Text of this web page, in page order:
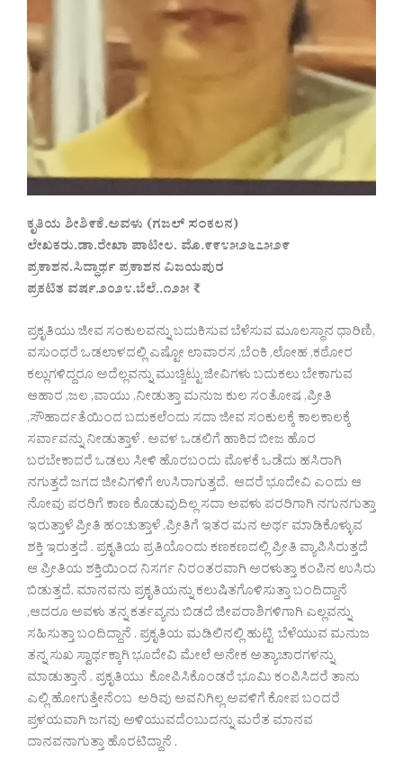
ಕೃತಿಯ ಶೀಶಿ೯ಕೆ.ಅವಳು (ಗಜಲ್ ಸಂಕಲನ)
ಲೇಖಕರು.ಡಾ.ರೇಖಾ ಪಾಟೀಲ. ಮೊ.೯೯೪೫೨೬೭೫೨೯
ಪ್ರಕಾಶನ.ಸಿದ್ಧಾರ್ಥ ಪ್ರಕಾಶನ ವಿಜಯಪುರ
ಪ್ರಕಟಿತ ವರ್ಷ.೨೦೨೪.ಬೆಲೆ..೧೨೫ ₹
ಪ್ರಕೃತಿಯು ಜೀವ ಸಂಕುಲವನ್ನು ಬದುಕಿಸುವ ಬೆಳೆಸುವ ಮೂಲಸ್ಥಾನ ಧಾರಿಣಿ,
ವಸುಂಧರೆ ಒಡಲಾಳದಲ್ಲಿ ಎಷ್ಟೋ ಲಾವಾರಸ ,ಬೆಂಕಿ ,ಲೋಹ ,ಕಠೋರ
ಕಲ್ಲುಗಳಿದ್ದರೂ ಅದೆಲ್ಲವನ್ನು ಮುಚ್ಚಿಟ್ಟು ಜೀವಿಗಳು ಬದುಕಲು ಬೇಕಾಗುವ
ಆಹಾರ ,ಜಲ ,ವಾಯು ,ನೀಡುತ್ತಾ ಮನುಜ ಕುಲ ಸಂತೋಷ ,ಪ್ರೀತಿ
,ಸೌಹಾರ್ದತೆಯಿಂದ ಬದುಕಲೆಂದು ಸದಾ ಜೀವ ಸಂಕುಲಕ್ಕೆ ಕಾಲಕಾಲಕ್ಕೆ
ಸರ್ವಾವನ್ನು ನೀಡುತ್ತಾಳೆ . ಅವಳ ಒಡಲಿಗೆ ಹಾಕಿದ ಬೀಜ ಹೊರ
ಬರಬೇಕಾದರೆ ಒಡಲು ಸೀಳಿ ಹೊರಬಂದು ಮೊಳಕೆ ಒಡೆದು ಹಸಿರಾಗಿ
ನಗುತ್ತದೆ ಜಗದ ಜೀವಿಗಳಿಗೆ ಉಸಿರಾಗುತ್ತದೆ. ಆದರೆ ಭೂದೇವಿ ಎಂದು ಆ
ನೋವು ಪರರಿಗೆ ಕಾಣ ಕೊಡುವುದಿಲ್ಲ ಸದಾ ಅವಳು ಪರರಿಗಾಗಿ ನಗುನಗುತ್ತಾ
ಇರುತ್ತಾಳೆ ಪ್ರೀತಿ ಹಂಚುತ್ತಾಳೆ ,ಪ್ರೀತಿಗೆ ಇತರ ಮನ ಅರ್ಥ ಮಾಡಿಕೊಳ್ಳುವ
ಶಕ್ತಿ ಇರುತ್ತದೆ . ಪ್ರಕೃತಿಯ ಪ್ರತಿಯೊಂದು ಕಣಕಣದಲ್ಲಿ ಪ್ರೀತಿ ವ್ಯಾಪಿಸಿರುತ್ತದೆ
ಆ ಪ್ರೀತಿಯ ಶಕ್ತಿಯಿಂದ ನಿಸರ್ಗ ನಿರಂತರವಾಗಿ ಅರಳುತ್ತಾ ಕಂಪಿನ ಉಸಿರು
ಬಿಡುತ್ತದೆ. ಮಾನವನು ಪ್ರಕೃತಿಯನ್ನು ಕಲುಷಿತಗೊಳಿಸುತ್ತಾ ಬಂದಿದ್ದಾನೆ
,ಆದರೂ ಅವಳು ತನ್ನ ಕರ್ತವ್ಯನು ಬಿಡದೆ ಜೀವರಾಶಿಗಳಿಗಾಗಿ ಎಲ್ಲವನ್ನು
ಸಹಿಸುತ್ತಾ ಬಂದಿದ್ದಾನೆ . ಪ್ರಕೃತಿಯ ಮಡಿಲಿನಲ್ಲಿ ಹುಟ್ಟಿ ಬೆಳೆಯುವ ಮನುಜ
ತನ್ನ ಸುಖ ಸ್ವಾರ್ಥಕ್ಕಾಗಿ ಭೂದೇವಿ ಮೇಲೆ ಅನೇಕ ಅತ್ಯಾಚಾರಗಳನ್ನು
ಮಾಡುತ್ತಾನೆ . ಪ್ರಕೃತಿಯು ಕೋಪಿಸಿಕೊಂಡರೆ ಭೂಮಿ ಕಂಪಿಸಿದರೆ ತಾನು
ಎಲ್ಲಿ ಹೋಗುತ್ತೇನೆಂಬ ಅರಿವು ಅವನಿಗಿಲ್ಲ ಅವಳಿಗೆ ಕೋಪ ಬಂದರೆ
ಪ್ರಳಯವಾಗಿ ಜಗವು ಅಳಿಯುವದೆಂಬುದನ್ನು ಮರೆತ ಮಾನವ
ದಾನವನಾಗುತ್ತಾ ಹೊರಟಿದ್ದಾನೆ .